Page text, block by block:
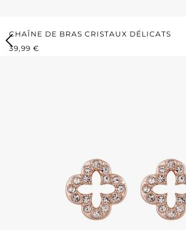
CHAÎNE DE BRAS CRISTAUX DÉLICATS
PRIX RÉGULIER :
39,99 €